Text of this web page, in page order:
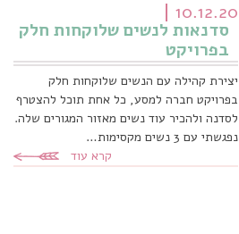
10.12.20
סדנאות לנשים שלוקחות חלק
בפרויקט
יצירת קהילה עם הנשים שלוקחות חלק
בפרויקט חברה למסע, כל אחת תוכל להצטרף
לסדנה ולהכיר עוד נשים מאזור המגורים שלה.
נפגשתי עם 3 נשים מקסימות…
קרא עוד